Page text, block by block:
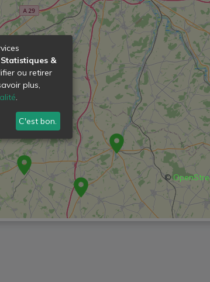
©
&
ou retirer
plus,
.
C'est bon.